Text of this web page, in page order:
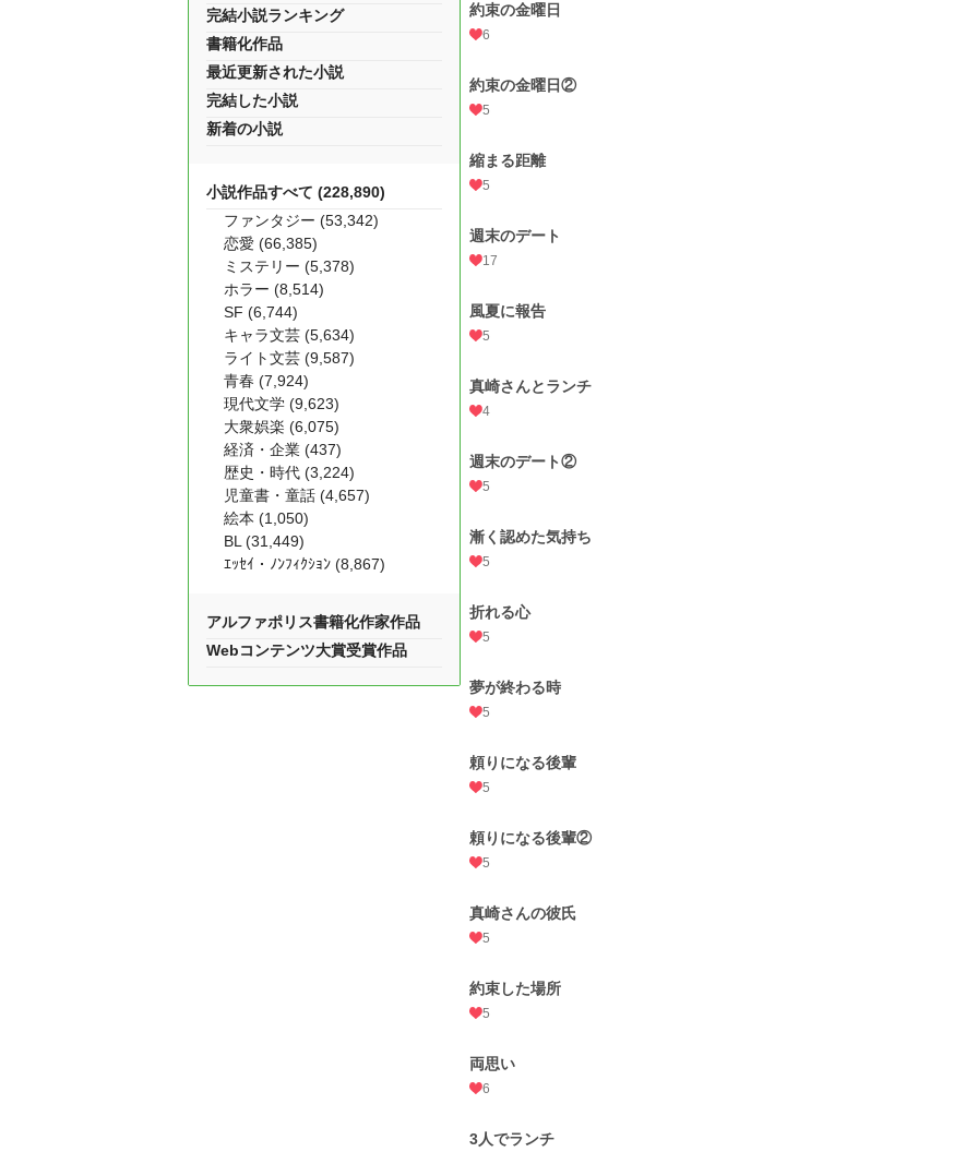
約束の金曜日
6
約束の金曜日②
5
縮まる距離
5
週末のデート
17
風夏に報告
5
真崎さんとランチ
4
週末のデート②
5
漸く認めた気持ち
5
折れる心
5
夢が終わる時
5
頼りになる後輩
5
頼りになる後輩②
5
真崎さんの彼氏
5
約束した場所
5
両思い
6
3人でランチ
完結小説ランキング
書籍化作品
最近更新された小説
完結した小説
新着の小説
小説作品すべて (228,890)
ファンタジー (53,342)
恋愛 (66,385)
ミステリー (5,378)
ホラー (8,514)
SF (6,744)
キャラ文芸 (5,634)
ライト文芸 (9,587)
青春 (7,924)
現代文学 (9,623)
大衆娯楽 (6,075)
経済・企業 (437)
歴史・時代 (3,224)
児童書・童話 (4,657)
絵本 (1,050)
BL (31,449)
ｴｯｾｲ・ﾉﾝﾌｨｸｼｮﾝ (8,867)
アルファポリス書籍化作家作品
Webコンテンツ大賞受賞作品